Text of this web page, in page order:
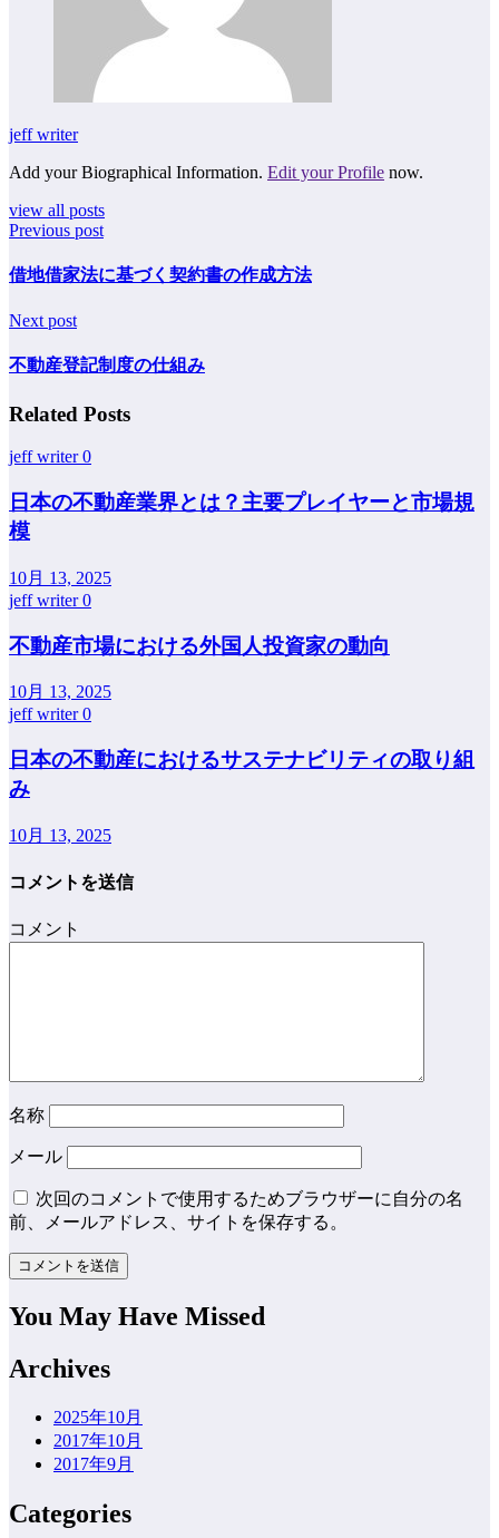
jeff writer
Add your Biographical Information. Edit your Profile now.
view all posts
Previous post
借地借家法に基づく契約書の作成方法
Next post
不動産登記制度の仕組み
Related Posts
jeff writer0
日本の不動産業界とは？主要プレイヤーと市場規
模
10月 13, 2025
jeff writer0
不動産市場における外国人投資家の動向
10月 13, 2025
jeff writer0
日本の不動産におけるサステナビリティの取り組
み
10月 13, 2025
コメントを送信
コメント
名称
メール
次回のコメントで使用するためブラウザーに自分の名
前、メールアドレス、サイトを保存する。
You May Have Missed
Archives
2025年10月
2017年10月
2017年9月
Categories